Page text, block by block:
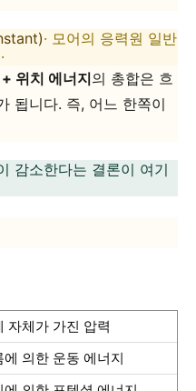
· 모어의 응력원 일반
위치 에너지의 총합은 흐
됩니다. 즉, 어느 한쪽이
감소한다는 결론이 여기
자체가 가진 압력
에 의한 운동 에너지